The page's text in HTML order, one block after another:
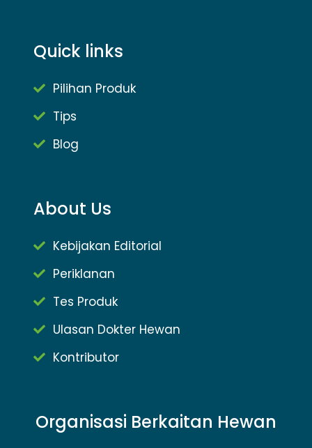
Quick links
Pilihan Produk
Tips
Blog
About Us
Kebijakan Editorial
Periklanan
Tes Produk
Ulasan Dokter Hewan
Kontributor
Organisasi Berkaitan Hewan